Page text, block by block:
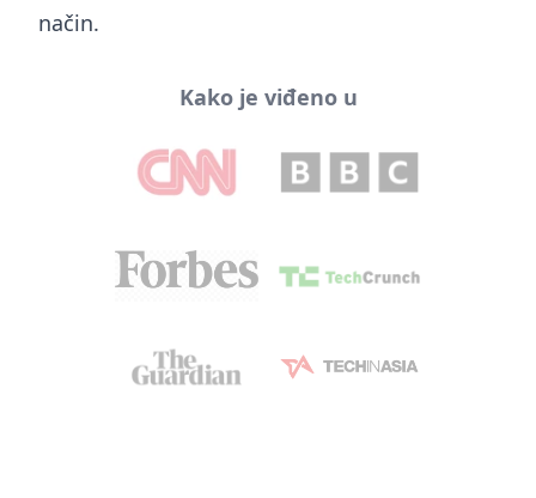
način.
Kako je viđeno u